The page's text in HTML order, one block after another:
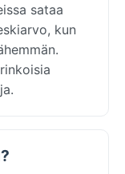
sataa
kun